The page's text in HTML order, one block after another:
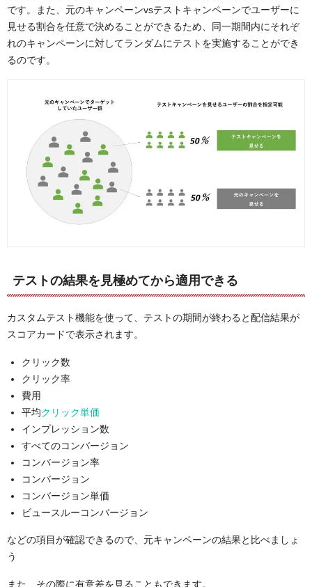
です。また、元のキャンペーンvsテストキャンペーンでユーザーに
見せる割合を任意で決めることができるため、同一期間内にそれぞ
れのキャンペーンに対してランダムにテストを実施することができ
るのです。
テストの結果を見極めてから適用できる
カスタムテスト機能を使って、テストの期間が終わると配信結果が
スコアカードで表示されます。
クリック数
クリック率
費用
平均クリック単価
インプレッション数
すべてのコンバージョン
コンバージョン率
コンバージョン
コンバージョン単価
ビュースルーコンバージョン
などの項目が確認できるので、元キャンペーンの結果と比べましょ
う
また、その際に有意差を見ることもできます。